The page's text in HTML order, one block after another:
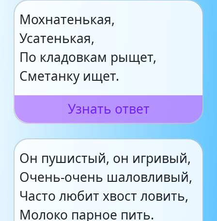
Мохнатенькая,
Усатенькая,
По кладовкам рыщет,
Сметанку ищет.
Узнать ответ
Он пушистый, он игривый,
Очень-очень шаловливый,
Часто любит хвост ловить,
Молоко парное пить.